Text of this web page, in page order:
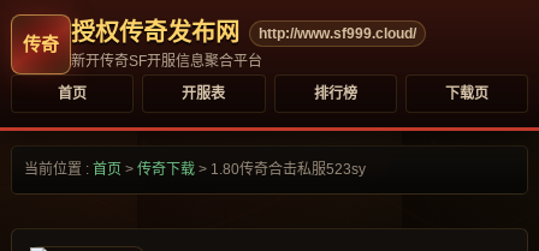
授权传奇发布网
http://www.sf999.cloud/
新开传奇SF开服信息聚合平台
首页
开服表 排行榜 下载页
当前位置 : 首页 > 传奇下载 > 1.80传奇合击私服523sy